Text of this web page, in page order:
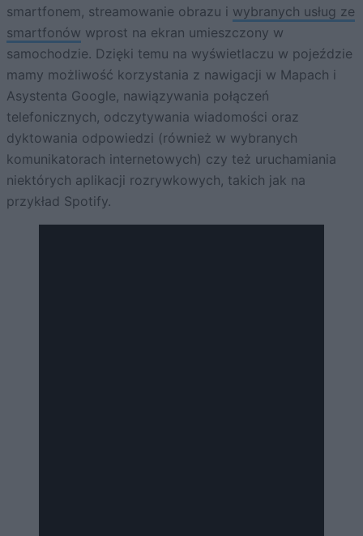
smartfonem, streamowanie obrazu i wybranych usług ze
smartfonów wprost na ekran umieszczony w
samochodzie. Dzięki temu na wyświetlaczu w pojeździe
mamy możliwość korzystania z nawigacji w Mapach i
Asystenta Google, nawiązywania połączeń
telefonicznych, odczytywania wiadomości oraz
dyktowania odpowiedzi (również w wybranych
komunikatorach internetowych) czy też uruchamiania
niektórych aplikacji rozrywkowych, takich jak na
przykład Spotify.